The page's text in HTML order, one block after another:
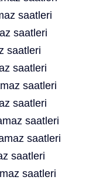
saatleri
saatleri
saatleri
saatleri
saatleri
saatleri
saatleri
saatleri
saatleri
saatleri